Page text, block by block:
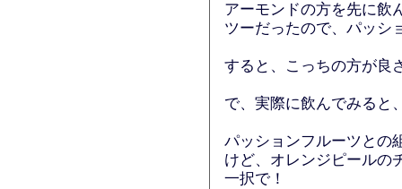
アーモンドの方を先に飲
ツーだったので、パッシ
すると、こっちの方が良
で、実際に飲んでみると
パッションフルーツとの
けど、オレンジピールの
一択で！